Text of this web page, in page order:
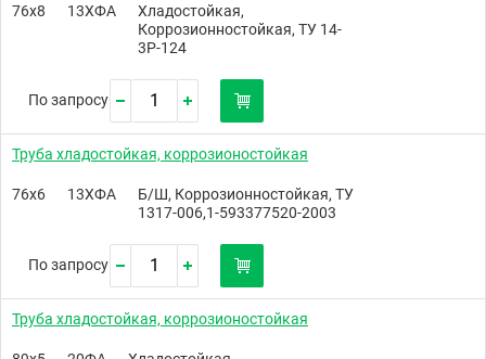
76х8 13ХФА
Хладостойкая,
Коррозионностойкая, ТУ 14-
3Р-124
По запросу
Труба хладостойкая, коррозионостойкая
76х6 13ХФА
Б/Ш, Коррозионностойкая, ТУ
1317-006,1-593377520-2003
По запросу
Труба хладостойкая, коррозионостойкая